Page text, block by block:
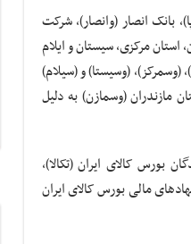
بانک انصار (وانصار)، شرکت
استان مرکزی، سیستان و ایلام
(وسمرکز)، (وسیستا) و (سیلام)
مازندران (وسمازن) به دلیل
بورس کالای ایران (تکالا)،
مالی بورس کالای ایران